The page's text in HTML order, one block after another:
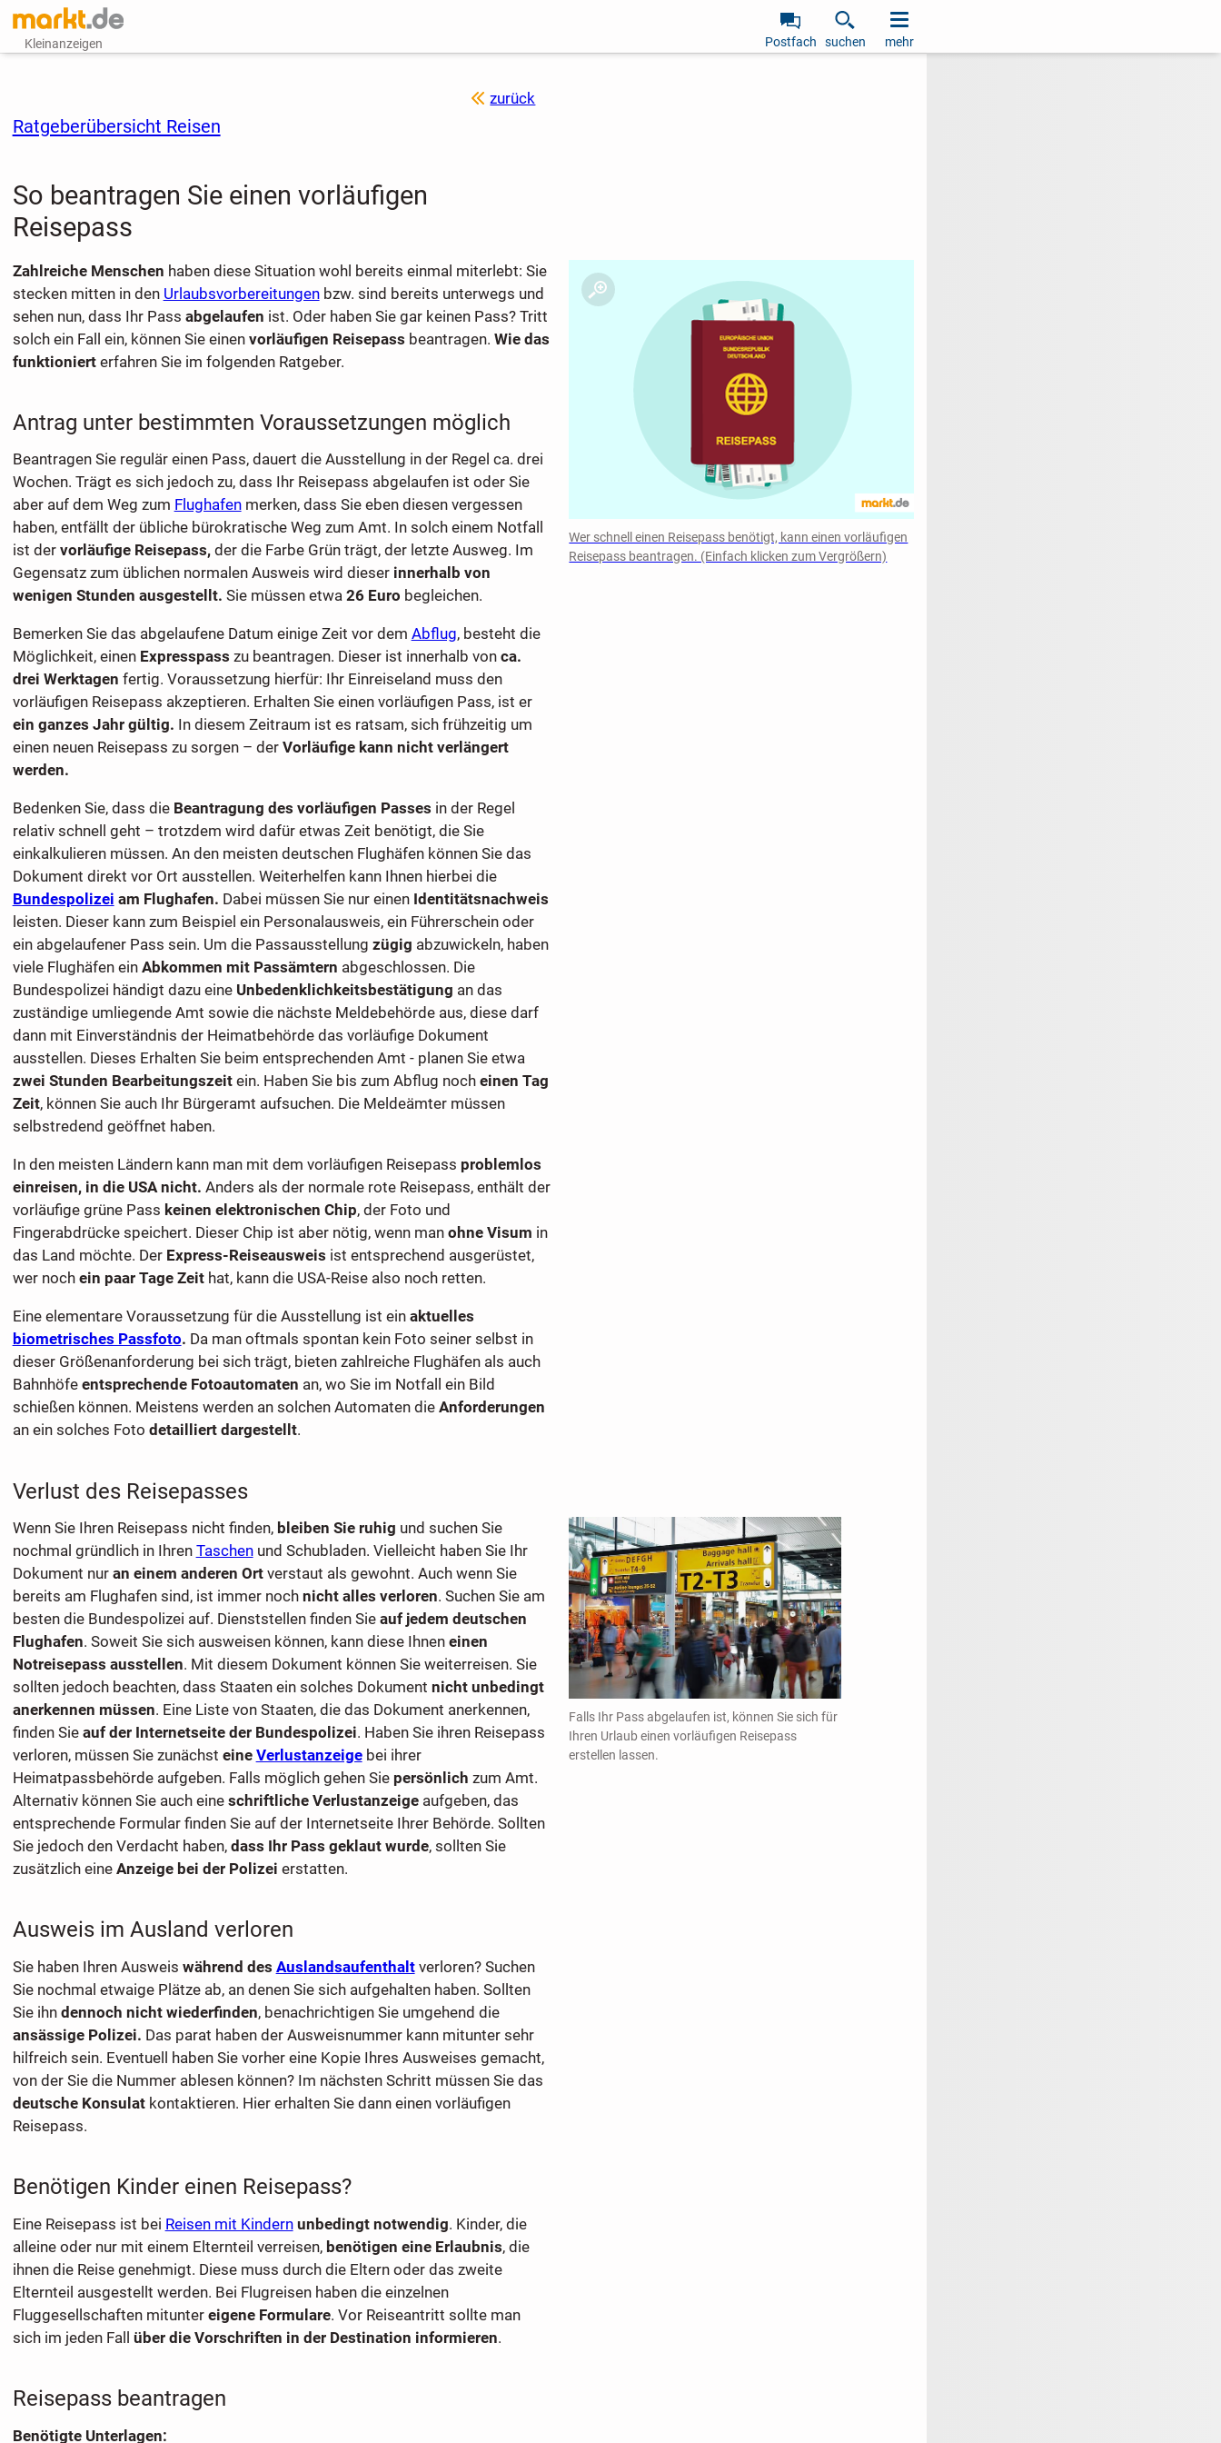
Kleinanzeigen Postfach suchen mehr
zurück
Ratgeberübersicht Reisen
So beantragen Sie einen vorläufigen
Reisepass
Wer schnell einen Reisepass benötigt, kann einen vorläufigen
Reisepass beantragen. (Einfach klicken zum Vergrößern)
Zahlreiche Menschen haben diese Situation wohl bereits einmal miterlebt: Sie
stecken mitten in den Urlaubsvorbereitungenbzw. sind bereits unterwegs und
sehen nun, dass Ihr Pass abgelaufen ist. Oder haben Sie gar keinen Pass? Tritt
solch ein Fall ein, können Sie einen vorläufigen Reisepass beantragen. Wie das
funktionierterfahren Sie im folgenden Ratgeber.
Antrag unter bestimmten Voraussetzungen möglich
Beantragen Sie regulär einen Pass, dauert die Ausstellung in der Regel ca. drei
Wochen. Trägt es sich jedoch zu, dass Ihr Reisepass abgelaufen ist oder Sie
aber auf dem Weg zum Flughafenmerken, dass Sie eben diesen vergessen
haben, entfällt der übliche bürokratische Weg zum Amt. In solch einem Notfall
ist der vorläufige Reisepass,der die Farbe Grün trägt, der letzte Ausweg. Im
Gegensatz zum üblichen normalen Ausweis wird dieser innerhalb von
wenigen Stunden ausgestellt. Sie müssen etwa 26 Euro begleichen.
Bemerken Sie das abgelaufene Datum einige Zeit vor dem Abflug, besteht die
Möglichkeit, einen Expresspass zu beantragen. Dieser ist innerhalb von ca.
drei Werktagen fertig. Voraussetzung hierfür: Ihr Einreiseland muss den
vorläufigen Reisepass akzeptieren. Erhalten Sie einen vorläufigen Pass, ist er
ein ganzes Jahr gültig. In diesem Zeitraum ist es ratsam, sich frühzeitig um
einen neuen Reisepass zu sorgen – der Vorläufige kann nicht verlängert
werden.
Bedenken Sie, dass die Beantragung des vorläufigen Passes in der Regel
relativ schnell geht – trotzdem wird dafür etwas Zeit benötigt, die Sie
einkalkulieren müssen. An den meisten deutschen Flughäfen können Sie das
Dokument direkt vor Ort ausstellen. Weiterhelfen kann Ihnen hierbei die
Bundespolizei am Flughafen. Dabei müssen Sie nur einenIdentitätsnachweis
leisten. Dieser kann zum Beispiel ein Personalausweis, ein Führerschein oder
ein abgelaufener Pass sein. Um die Passausstellung zügig abzuwickeln, haben
viele Flughäfen ein Abkommen mit Passämtern abgeschlossen. Die
Bundespolizei händigt dazu eine Unbedenklichkeitsbestätigung an das
zuständige umliegende Amt sowie die nächste Meldebehörde aus, diese darf
dann mit Einverständnis der Heimatbehörde das vorläufige Dokument
ausstellen. Dieses Erhalten Sie beim entsprechenden Amt - planen Sie etwa
zwei Stunden Bearbeitungszeit ein. Haben Sie bis zum Abflug noch einen Tag
Zeit, können Sie auch Ihr Bürgeramt aufsuchen. Die Meldeämter müssen
selbstredend geöffnet haben.
In den meisten Ländern kann man mit dem vorläufigen Reisepass problemlos
einreisen, in die USA nicht. Anders als der normale rote Reisepass, enthält der
vorläufige grüne Pass keinen elektronischen Chip, der Foto und
Fingerabdrücke speichert. Dieser Chip ist aber nötig, wenn man ohne Visum in
das Land möchte. Der Express-Reiseausweis ist entsprechend ausgerüstet,
wer noch ein paar Tage Zeithat, kann die USA-Reise also noch retten.
Eine elementare Voraussetzung für die Ausstellung ist einaktuelles
biometrisches Passfoto. Da man oftmals spontan kein Foto seiner selbst in
dieser Größenanforderung bei sich trägt, bieten zahlreiche Flughäfen als auch
Bahnhöfe entsprechende Fotoautomaten an, wo Sie im Notfall ein Bild
schießen können. Meistens werden an solchen Automaten die Anforderungen
an ein solches Foto detailliert dargestellt.
Verlust des Reisepasses
Falls Ihr Pass abgelaufen ist, können Sie sich für
Ihren Urlaub einen vorläufigen Reisepass
erstellen lassen.
Wenn Sie Ihren Reisepass nicht finden, bleiben Sie ruhig und suchen Sie
nochmal gründlich in Ihren Taschenund Schubladen. Vielleicht haben Sie Ihr
Dokument nur an einem anderen Ortverstaut als gewohnt. Auch wenn Sie
bereits am Flughafen sind, ist immer noch nicht alles verloren. Suchen Sie am
besten die Bundespolizei auf. Dienststellen finden Sie auf jedem deutschen
Flughafen. Soweit Sie sich ausweisen können, kann diese Ihnen einen
Notreisepass ausstellen. Mit diesem Dokument können Sie weiterreisen. Sie
sollten jedoch beachten, dass Staaten ein solches Dokument nicht unbedingt
anerkennen müssen. Eine Liste von Staaten, die das Dokument anerkennen,
finden Sie auf der Internetseite der Bundespolizei. Haben Sie ihren Reisepass
verloren, müssen Sie zunächst eine Verlustanzeigebei ihrer
Heimatpassbehörde aufgeben. Falls möglich gehen Sie persönlich zum Amt.
Alternativ können Sie auch eine schriftliche Verlustanzeigeaufgeben, das
entsprechende Formular finden Sie auf der Internetseite Ihrer Behörde. Sollten
Sie jedoch den Verdacht haben, dass Ihr Pass geklaut wurde, sollten Sie
zusätzlich eine Anzeige bei der Polizei erstatten.
Ausweis im Ausland verloren
Sie haben Ihren Ausweis während des Auslandsaufenthaltverloren? Suchen
Sie nochmal etwaige Plätze ab, an denen Sie sich aufgehalten haben. Sollten
Sie ihn dennoch nicht wiederfinden, benachrichtigen Sie umgehend die
ansässige Polizei. Das parat haben der Ausweisnummer kann mitunter sehr
hilfreich sein. Eventuell haben Sie vorher eine Kopie Ihres Ausweises gemacht,
von der Sie die Nummer ablesen können? Im nächsten Schritt müssen Sie das
deutsche Konsulatkontaktieren. Hier erhalten Sie dann einen vorläufigen
Reisepass.
Benötigen Kinder einen Reisepass?
Eine Reisepass ist bei Reisen mit Kindern unbedingt notwendig. Kinder, die
alleine oder nur mit einem Elternteil verreisen, benötigen eine Erlaubnis, die
ihnen die Reise genehmigt. Diese muss durch die Eltern oder das zweite
Elternteil ausgestellt werden. Bei Flugreisen haben die einzelnen
Fluggesellschaften mitunter eigene Formulare. Vor Reiseantritt sollte man
sich im jeden Fall über die Vorschriften in der Destination informieren.
Reisepass beantragen
Benötigte Unterlagen: